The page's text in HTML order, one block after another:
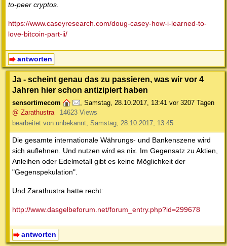
to-peer cryptos.
https://www.caseyresearch.com/doug-casey-how-i-learned-to-
love-bitcoin-part-ii/
antworten
Ja - scheint genau das zu passieren, was wir vor 4
Jahren hier schon antizipiert haben
sensortimecom , Samstag, 28.10.2017, 13:41 vor 3207 Tagen
@ Zarathustra
14623 Views
bearbeitet von unbekannt, Samstag, 28.10.2017, 13:45
Die gesamte internationale Währungs- und Bankenszene wird
sich auflehnen. Und nutzen wird es nix. Im Gegensatz zu Aktien,
Anleihen oder Edelmetall gibt es keine Möglichkeit der
"Gegenspekulation".
Und Zarathustra hatte recht:
http://www.dasgelbeforum.net/forum_entry.php?id=299678
antworten